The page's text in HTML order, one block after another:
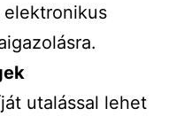
utalással lehet